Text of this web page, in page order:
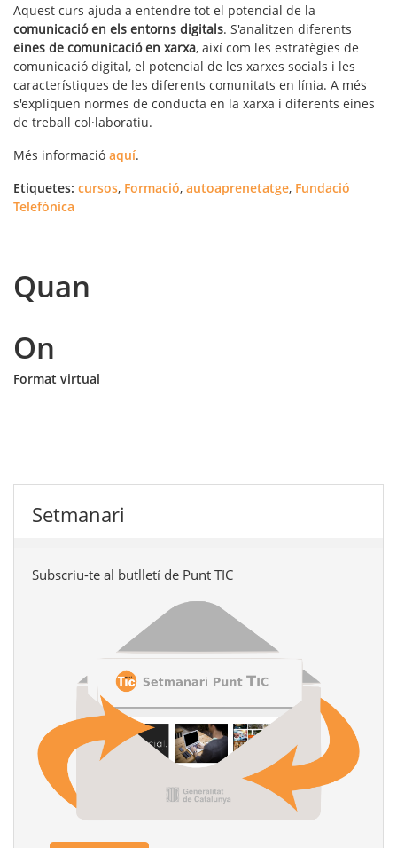
Aquest curs ajuda a entendre tot el potencial de la
comunicació en els entorns digitals. S'analitzen diferents
eines de comunicació en xarxa, així com les estratègies de
comunicació digital, el potencial de les xarxes socials i les
característiques de les diferents comunitats en línia. A més
s'expliquen normes de conducta en la xarxa i diferents eines
de treball col·laboratiu.
Més informació aquí.
Etiquetes: cursos, Formació, autoaprenetatge, Fundació
Telefònica
Quan
On
Format virtual
Setmanari
Subscriu-te al butlletí de Punt TIC